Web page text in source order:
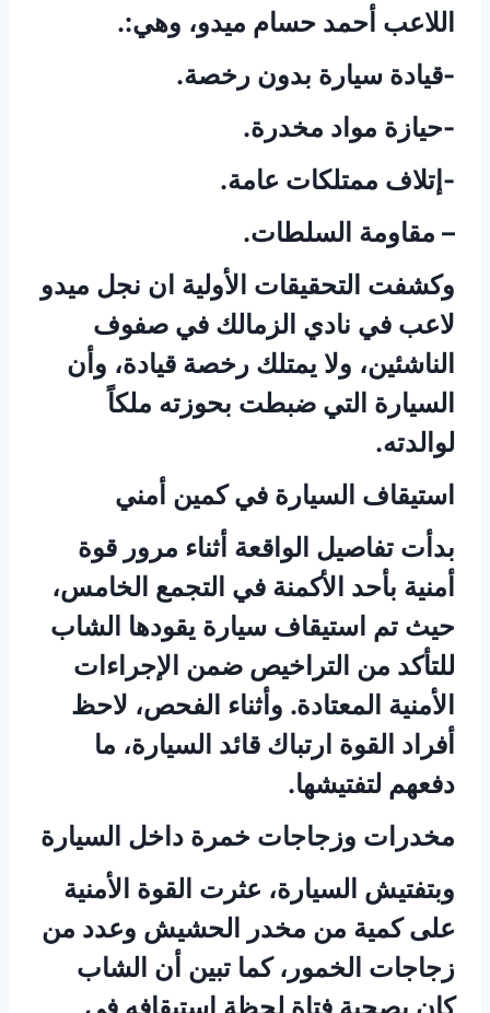
اللاعب أحمد حسام ميدو، وهي:.
-قيادة سيارة بدون رخصة.
-حيازة مواد مخدرة.
-إتلاف ممتلكات عامة.
– مقاومة السلطات.
وكشفت التحقيقات الأولية ان نجل ميدو
لاعب في نادي الزمالك في صفوف
الناشئين، ولا يمتلك رخصة قيادة، وأن
السيارة التي ضبطت بحوزته ملكاً
لوالدته.
استيقاف السيارة في كمين أمني
بدأت تفاصيل الواقعة أثناء مرور قوة
أمنية بأحد الأكمنة في التجمع الخامس،
حيث تم استيقاف سيارة يقودها الشاب
للتأكد من التراخيص ضمن الإجراءات
الأمنية المعتادة. وأثناء الفحص، لاحظ
أفراد القوة ارتباك قائد السيارة، ما
دفعهم لتفتيشها.
مخدرات وزجاجات خمرة داخل السيارة
وبتفتيش السيارة، عثرت القوة الأمنية
على كمية من مخدر الحشيش وعدد من
زجاجات الخمور، كما تبين أن الشاب